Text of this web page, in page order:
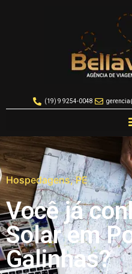
(19) 9 9254-0048
Hospedagens,PE
Você já
Solar em
Galinhas?